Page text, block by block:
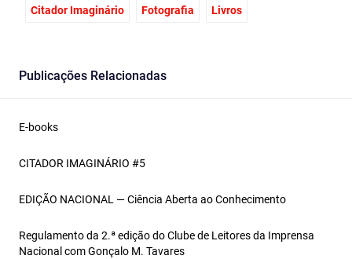
Citador Imaginário Fotografia Livros
Publicações Relacionadas
E-books
CITADOR IMAGINÁRIO #5
EDIÇÃO NACIONAL — Ciência Aberta ao Conhecimento
Regulamento da 2.ª edição do Clube de Leitores da Imprensa
Nacional com Gonçalo M. Tavares